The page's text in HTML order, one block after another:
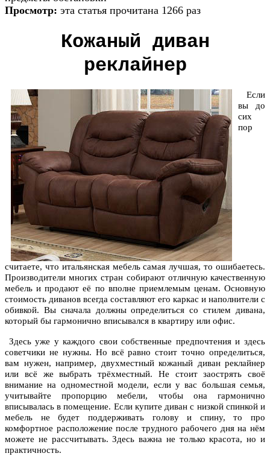
Просмотр: эта статья прочитана 1266 раз
Кожаный диван
реклайнер
Если
вы до
сих
пор
считаете, что итальянская мебель самая лучшая, то ошибаетесь.
Производители многих стран собирают отличную качественную
мебель и продают её по вполне приемлемым ценам. Основную
стоимость диванов всегда составляют его каркас и наполнители с
обивкой. Вы сначала должны определиться со стилем дивана,
который бы гармонично вписывался в квартиру или офис.
Здесь уже у каждого свои собственные предпочтения и здесь
советчики не нужны. Но всё равно стоит точно определиться,
вам нужен, например, двухместный кожаный диван реклайнер
или всё же выбрать трёхместный. Не стоит заострять своё
внимание на одноместной модели, если у вас большая семья,
учитывайте пропорцию мебели, чтобы она гармонично
вписывалась в помещение. Если купите диван с низкой спинкой и
мебель не будет поддерживать голову и спину, то про
комфортное расположение после трудного рабочего дня на нём
можете не рассчитывать. Здесь важна не только красота, но и
практичность.